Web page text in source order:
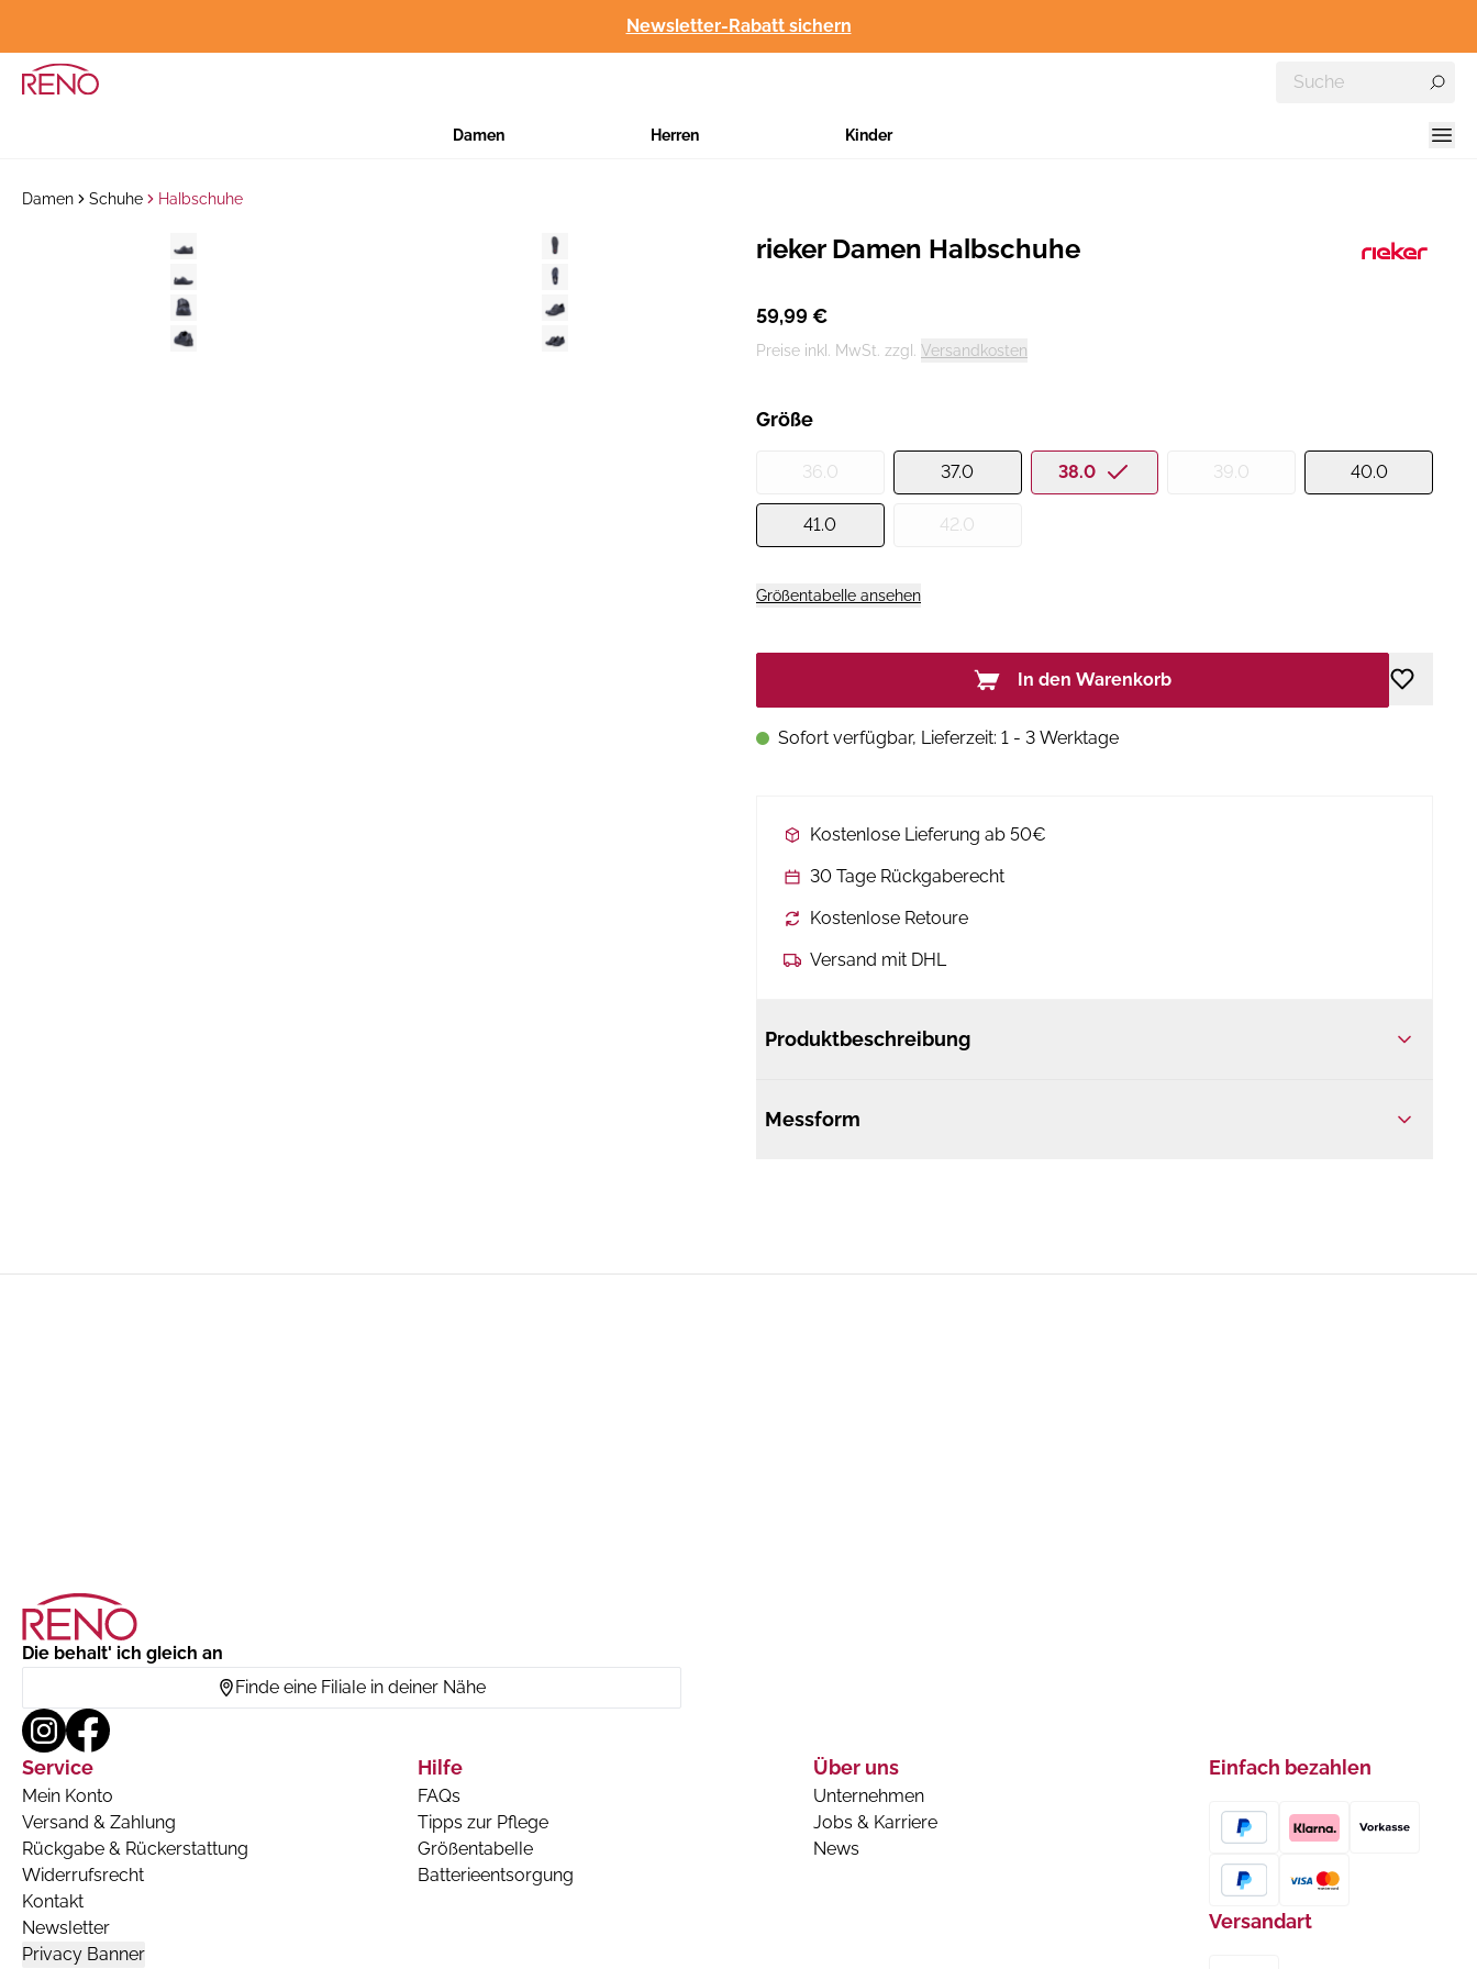
Newsletter-Rabatt sichern
Damen Herren Kinder
Damen Schuhe Halbschuhe
Hersteller:
rieker Damen Halbschuhe
59,99 €
Preise inkl. MwSt. zzgl. Versandkosten
Größe
36.0 37.0 38.0 39.0 40.0
41.0 42.0
Größentabelle ansehen
In den Warenkorb
Sofort verfügbar, Lieferzeit: 1 - 3 Werktage
Kostenlose Lieferung ab 50€
30 Tage Rückgaberecht
Kostenlose Retoure
Versand mit DHL
Produktbeschreibung
Messform
Die behalt' ich gleich an
Finde eine Filiale in deiner Nähe
Service
Mein Konto
Versand & Zahlung
Rückgabe & Rückerstattung
Widerrufsrecht
Kontakt
Newsletter
Privacy Banner
Hilfe
FAQs
Tipps zur Pflege
Größentabelle
Batterieentsorgung
Über uns
Unternehmen
Jobs & Karriere
News
Einfach bezahlen
Versandart